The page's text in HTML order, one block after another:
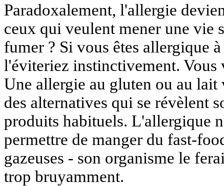
Paradoxalement, l'allergie
ceux qui veulent mener une vie
fumer ? Si vous êtes allergique
l'éviteriez instinctivement. Vous
Une allergie au gluten ou au
des alternatives qui se révèlent
produits habituels. L'allergique
permettre de manger du fast-
gazeuses - son organisme le
trop bruyamment.